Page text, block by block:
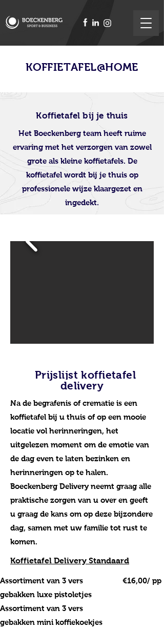
KOFFIETAFEL@HOME
Koffietafel bij je thuis
Het Boeckenberg team heeft ruime
ervaring met het verzorgen van zowel
grote als kleine koffietafels. De
koffietafel wordt bij je thuis op
professionele wijze klaargezet en
ingedekt.
Prijslijst koffietafel
delivery
Na de begrafenis of crematie is een
koffietafel bij u thuis of op een mooie
locatie vol herinneringen, het
uitgelezen moment om de emotie van
de dag even te laten bezinken en
herinneringen op te halen.
Boeckenberg Delivery neemt graag alle
praktische zorgen van u over en geeft
u graag de kans om op deze bijzondere
dag, samen met uw familie tot rust te
komen.
Koffietafel Delivery Standaard
Assortiment van 3 vers
gebakken luxe pistoletjes
Assortiment van 3 vers
gebakken mini koffiekoekjes
€16,00/ pp